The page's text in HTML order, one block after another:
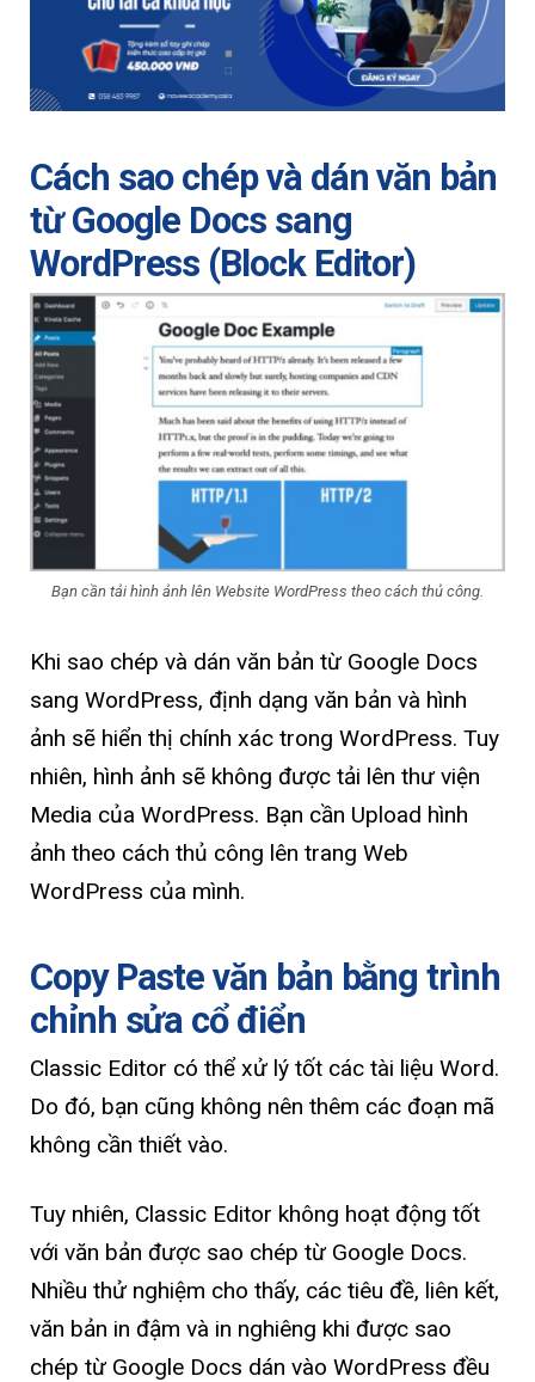
Cách sao chép và dán văn bản
từ Google Docs sang
WordPress (Block Editor)
Bạn cần tải hình ảnh lên Website WordPress theo cách thủ công.
Khi sao chép và dán văn bản từ Google Docs
sang WordPress, định dạng văn bản và hình
ảnh sẽ hiển thị chính xác trong WordPress. Tuy
nhiên, hình ảnh sẽ không được tải lên thư viện
Media của WordPress. Bạn cần Upload hình
ảnh theo cách thủ công lên trang Web
WordPress của mình.
Copy Paste văn bản bằng trình
chỉnh sửa cổ điển
Classic Editor có thể xử lý tốt các tài liệu Word.
Do đó, bạn cũng không nên thêm các đoạn mã
không cần thiết vào.
Tuy nhiên, Classic Editor không hoạt động tốt
với văn bản được sao chép từ Google Docs.
Nhiều thử nghiệm cho thấy, các tiêu đề, liên kết,
văn bản in đậm và in nghiêng khi được sao
chép từ Google Docs dán vào WordPress đều